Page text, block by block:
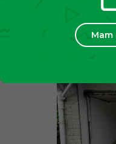
Duża działka
Bolesława